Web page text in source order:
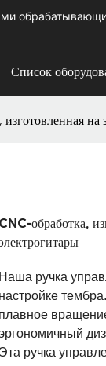
Список
на
CNC-обработка,
Наша ручка
настройке
плавное
Эта ручка